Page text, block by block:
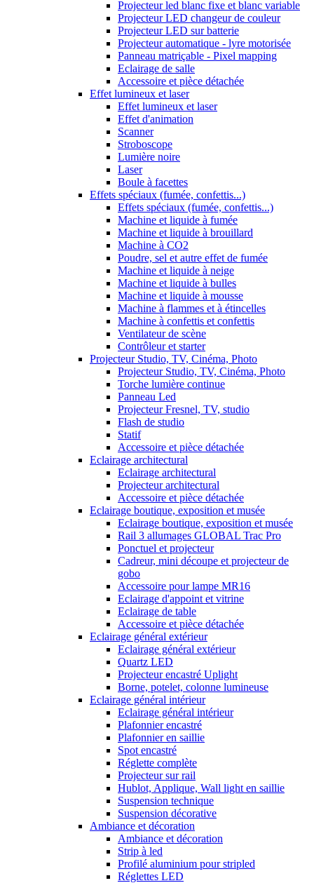
Projecteur led blanc fixe et blanc variable
Projecteur LED changeur de couleur
Projecteur LED sur batterie
Projecteur automatique - lyre motorisée
Panneau matriçable - Pixel mapping
Eclairage de salle
Accessoire et pièce détachée
Effet lumineux et laser
Effet lumineux et laser
Effet d'animation
Scanner
Stroboscope
Lumière noire
Laser
Boule à facettes
Effets spéciaux (fumée, confettis...)
Effets spéciaux (fumée, confettis...)
Machine et liquide à fumée
Machine et liquide à brouillard
Machine à CO2
Poudre, sel et autre effet de fumée
Machine et liquide à neige
Machine et liquide à bulles
Machine et liquide à mousse
Machine à flammes et à étincelles
Machine à confettis et confettis
Ventilateur de scène
Contrôleur et starter
Projecteur Studio, TV, Cinéma, Photo
Projecteur Studio, TV, Cinéma, Photo
Torche lumière continue
Panneau Led
Projecteur Fresnel, TV, studio
Flash de studio
Statif
Accessoire et pièce détachée
Eclairage architectural
Eclairage architectural
Projecteur architectural
Accessoire et pièce détachée
Eclairage boutique, exposition et musée
Eclairage boutique, exposition et musée
Rail 3 allumages GLOBAL Trac Pro
Ponctuel et projecteur
Cadreur, mini découpe et projecteur de
gobo
Accessoire pour lampe MR16
Eclairage d'appoint et vitrine
Eclairage de table
Accessoire et pièce détachée
Eclairage général extérieur
Eclairage général extérieur
Quartz LED
Projecteur encastré Uplight
Borne, potelet, colonne lumineuse
Eclairage général intérieur
Eclairage général intérieur
Plafonnier encastré
Plafonnier en saillie
Spot encastré
Réglette complète
Projecteur sur rail
Hublot, Applique, Wall light en saillie
Suspension technique
Suspension décorative
Ambiance et décoration
Ambiance et décoration
Strip à led
Profilé aluminium pour stripled
Réglettes LED